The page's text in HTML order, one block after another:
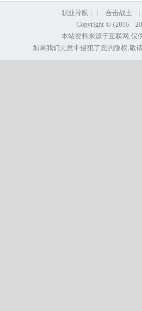
职业导航： | 合击战士
Copyright © (2016 -
本站资料来源于互联网,仅
如果我们无意中侵犯了您的版权,敬